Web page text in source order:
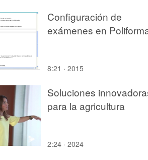
Configuración de
exámenes en
8:21 · 2015
Soluciones
para la agricultura
2:24 · 2024